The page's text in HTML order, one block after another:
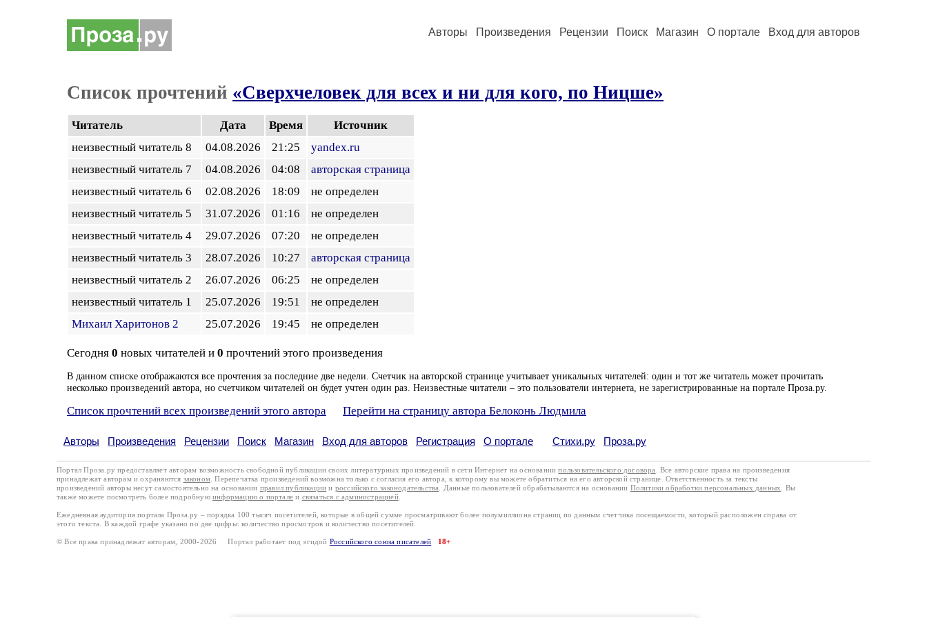
Авторы Произведения Рецензии Поиск Магазин О портале Вход для авторов
Список прочтений «Сверхчеловек для всех и ни для кого, по Ницше»
Читатель Дата Время
Источник
неизвестный читатель 8
04.08.2026 21:25
yandex.ru
неизвестный читатель 7
04.08.2026 04:08
авторская страница
неизвестный читатель 6
02.08.2026 18:09
не определен
неизвестный читатель 5
31.07.2026 01:16
не определен
неизвестный читатель 4
29.07.2026 07:20
не определен
неизвестный читатель 3
28.07.2026 10:27
авторская страница
неизвестный читатель 2
26.07.2026 06:25
не определен
неизвестный читатель 1
25.07.2026 19:51
не определен
Михаил Харитонов 2
25.07.2026 19:45 не определен
Сегодня 0 новых читателей и 0 прочтений этого произведения
В данном списке отображаются все прочтения за последние две недели. Счетчик на авторской странице учитывает уникальных читателей: один и тот же читатель может прочитать
несколько произведений автора, но счетчиком читателей он будет учтен один раз. Неизвестные читатели – это пользователи интернета, не зарегистрированные на портале Проза.ру.
Список прочтений всех произведений этого автора Перейти на страницу автора Белоконь Людмила
Авторы Произведения Рецензии Поиск Магазин Вход для авторов Регистрация О портале Стихи.ру Проза.ру
Портал Проза.ру предоставляет авторам возможность свободной публикации своих литературных произведений в сети Интернет на основаниипользовательского договора
. Все авторские права на произведения
принадлежат авторам и охраняются законом . Перепечатка произведений возможна только с согласия его автора, к которому вы можете обратиться на его авторской странице. Ответственность за тексты
произведений авторы несут самостоятельно на основании правил публикации и российского законодательства . Данные пользователей обрабатываются на основании Политики обработки персональных данных
. Вы
также можете посмотреть более подробную информацию о портале и связаться с администрацией.
Ежедневная аудитория портала Проза.ру – порядка 100 тысяч посетителей, которые в общей сумме просматривают более полумиллиона страниц по данным счетчика посещаемости, который расположен справа от
этого текста. В каждой графе указано по две цифры: количество просмотров и количество посетителей.
© Все права принадлежат авторам, 2000-2026 Портал работает под эгидой Российского союза писателей 18+